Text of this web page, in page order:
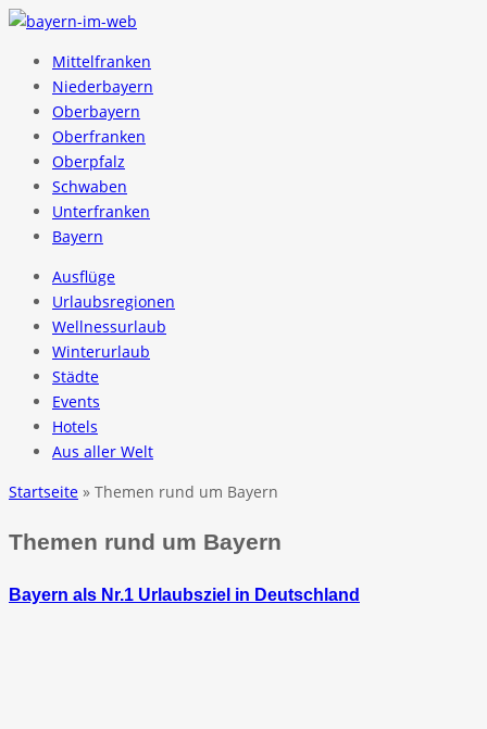
Mittelfranken
Niederbayern
Oberbayern
Oberfranken
Oberpfalz
Schwaben
Unterfranken
Bayern
Ausflüge
Urlaubsregionen
Wellnessurlaub
Winterurlaub
Städte
Events
Hotels
Aus aller Welt
Startseite » Themen rund um Bayern
Themen rund um Bayern
Bayern als Nr.1 Urlaubsziel in Deutschland